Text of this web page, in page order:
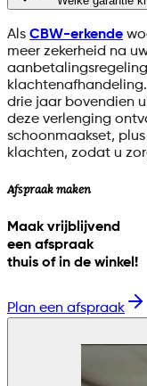
Als CBW-erkende
meer zekerheid na
drie jaar bovendien
deze verlenging
schoonmaakset,
klachten, zodat u
Afspraak maken
Maak vrijblijvend
een afspraak
thuis of in de winkel!
Plan een afspraak